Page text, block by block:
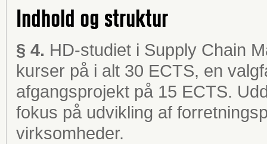
Indhold og struktur
§ 4. HD-studiet i Supply Chain
kurser på i alt 30 ECTS, en
afgangsprojekt på 15 ECTS.
fokus på udvikling af
virksomheder.